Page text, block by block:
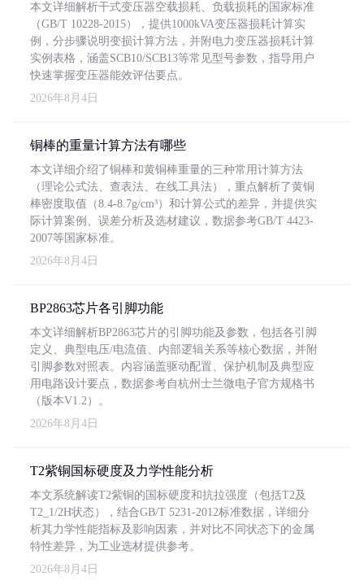
本文详细解析干式变压器空载损耗、负载损耗的国家标准
（GB/T 10228-2015），提供1000kVA变压器损耗计算实
例，分步骤说明变损计算方法，并附电力变压器损耗计算
实例表格，涵盖SCB10/SCB13等常见型号参数，指导用户
快速掌握变压器能效评估要点。
2026年8月4日
铜棒的重量计算方法有哪些
本文详细介绍了铜棒和黄铜棒重量的三种常用计算方法
（理论公式法、查表法、在线工具法），重点解析了黄铜
棒密度取值（8.4-8.7g/cm³）和计算公式的差异，并提供实
际计算案例、误差分析及选材建议，数据参考GB/T 4423-
2007等国家标准。
2026年8月4日
BP2863芯片各引脚功能
本文详细解析BP2863芯片的引脚功能及参数，包括各引脚
定义、典型电压/电流值、内部逻辑关系等核心数据，并附
引脚参数对照表。内容涵盖驱动配置、保护机制及典型应
用电路设计要点，数据参考自杭州士兰微电子官方规格书
（版本V1.2）。
2026年8月4日
T2紫铜国标硬度及力学性能分析
本文系统解读T2紫铜的国标硬度和抗拉强度（包括T2及
T2_1/2H状态），结合GB/T 5231-2012标准数据，详细分
析其力学性能指标及影响因素，并对比不同状态下的金属
特性差异，为工业选材提供参考。
2026年8月4日